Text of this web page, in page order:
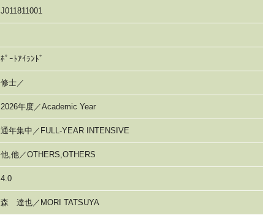
J011811001
ﾎﾟｰﾄｱｲﾗﾝﾄﾞ
修士／
2026年度／Academic Year
通年集中／FULL-YEAR INTENSIVE
他,他／OTHERS,OTHERS
4.0
森 達也／MORI TATSUYA